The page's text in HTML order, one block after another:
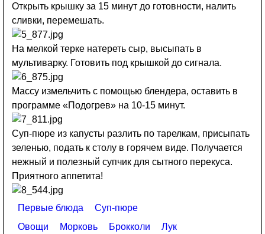
Открыть крышку за 15 минут до готовности, налить
сливки, перемешать.
На мелкой терке натереть сыр, высыпать в
мультиварку. Готовить под крышкой до сигнала.
Массу измельчить с помощью блендера, оставить в
программе «Подогрев» на 10-15 минут.
Суп-пюре из капусты разлить по тарелкам, присыпать
зеленью, подать к столу в горячем виде. Получается
нежный и полезный супчик для сытного перекуса.
Приятного аппетита!
Первые блюда
Суп-пюре
Овощи
Морковь Брокколи Лук